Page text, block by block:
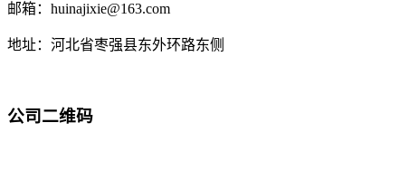
邮箱：huinajixie@163.com
地址：河北省枣强县东外环路东侧
公司二维码